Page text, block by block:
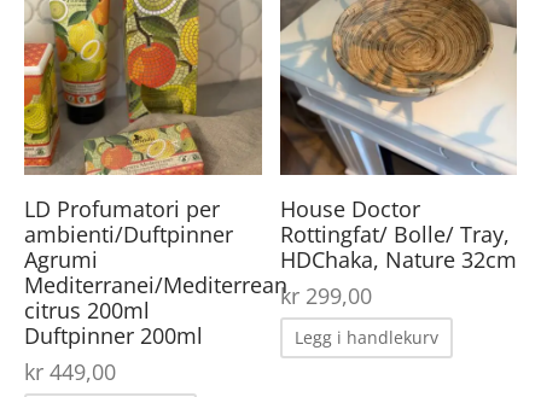
LD Profumatori per
ambienti/Duftpinner
Agrumi
Mediterranei/Mediterrean
citrus 200ml
Duftpinner 200ml
kr 449,00
House Doctor
Rottingfat/ Bolle/ Tray,
HDChaka, Nature 32cm
kr299,00
Legg i handlekurv